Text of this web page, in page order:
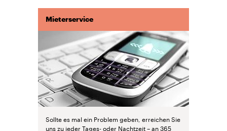
Mieterservice
Sollte es mal ein Problem geben, erreichen Sie
uns zu jeder Tages- oder Nachtzeit – an 365